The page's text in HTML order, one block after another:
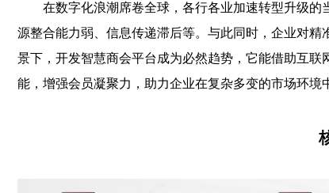
在数字化浪潮席卷全球，各行各业加速转型升级
源整合能力弱、信息传递滞后等。与此同时，企业对
景下，开发智慧商会平台成为必然趋势，它能借助互
能，增强会员凝聚力，助力企业在复杂多变的市场环境